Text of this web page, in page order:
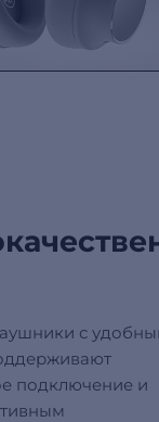
с
подключение и